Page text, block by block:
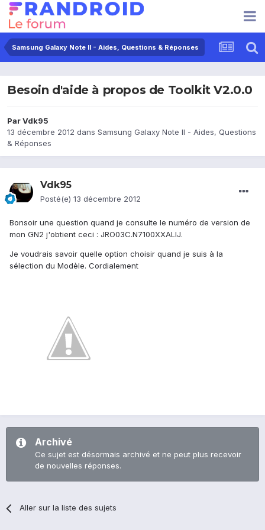
Samsung Galaxy Note II - Aides, Questions & Réponses
Besoin d'aide à propos de Toolkit V2.0.0
ParVdk95
13 décembre 2012 dans Samsung Galaxy Note II - Aides, Questions
& Réponses
Vdk95
Posté(e) 13 décembre 2012
Bonsoir une question quand je consulte le numéro de version de
mon GN2 j'obtient ceci : JRO03C.N7100XXALIJ.
Je voudrais savoir quelle option choisir quand je suis à la
sélection du Modèle. Cordialement
Archivé
Ce sujet est désormais archivé et ne peut plus recevoir
de nouvelles réponses.
Aller sur la liste des sujets